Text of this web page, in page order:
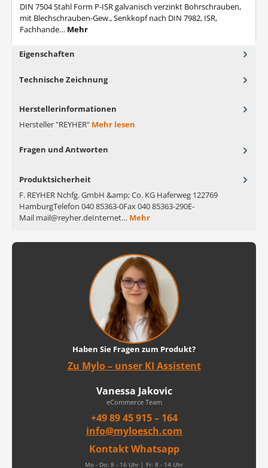
DIN 7504 Stahl Form P-ISR galvanisch verzinkt Bohrschrauben,
mit Blechschrauben-Gew., Senkkopf nach DIN 7982, ISR,
Fachhande… Mehr
Eigenschaften
Technische Zeichnung
Herstellerinformationen
Hersteller "REYHER" Mehr lesen
Fragen und Antworten
Produktsicherheit
F. REYHER Nchfg. GmbH &amp; Co. KG Haferweg 122769
HamburgTelefon 040 85363-0Fax 040 85363-290E-
Mail mail@reyher.deInternet… Mehr
Haben Sie Fragen zum Produkt?
Zu Mylo – unser KI Assistent
Vanessa Jakovic
eCommerce Team
+49 89 45 915 – 164
info@myloesch.com
Kontakt Whatsapp
Mo - Do: 8 - 16 Uhr | Fr: 8 - 14 Uhr